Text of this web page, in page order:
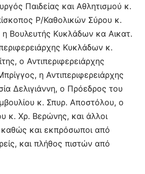
Παιδείας και Αθλητισμού κ.
Ρ/Καθολικών Σύρου κ.
Βουλευτής Κυκλάδων κα Αικατ.
Κυκλάδων κ.
ο Αντιπεριφερειάρχης
η Αντιπεριφερειάρχης
Δελιγιάννη, ο Πρόεδρος του
κ. Σπυρ. Αποστόλου, ο
κ. Χρ. Βερώνης, και άλλοι
καθώς και εκπρόσωποι από
και πλήθος πιστών από